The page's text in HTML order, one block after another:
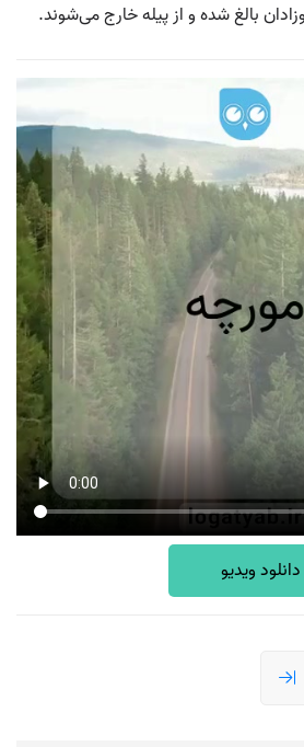
بالغ شده و از پیله خارج می‌شوند.
دانلود ویدیو